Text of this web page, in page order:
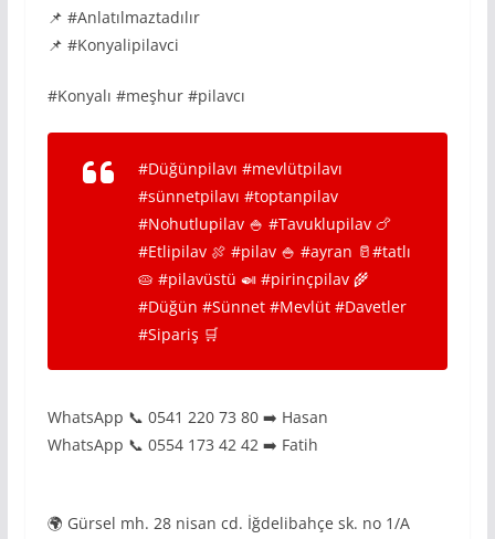
📌 #Anlatılmaztadılır
📌 #Konyalipilavci
#Konyalı #meşhur #pilavcı
#Düğünpilavı #mevlütpilavı
#sünnetpilavı #toptanpilav
#Nohutlupilav 🍚 #Tavuklupilav 🍗
#Etlipilav 🍖 #pilav 🍚 #ayran 🥛#tatlı
🥧 #pilavüstü 🍛 #pirinçpilav 🌾
#Düğün #Sünnet #Mevlüt #Davetler
#Sipariş 🛒
WhatsApp 📞 0541 220 73 80 ➡️ Hasan
WhatsApp 📞 0554 173 42 42 ➡️ Fatih
🌍 Gürsel mh. 28 nisan cd. İğdelibahçe sk. no 1/A